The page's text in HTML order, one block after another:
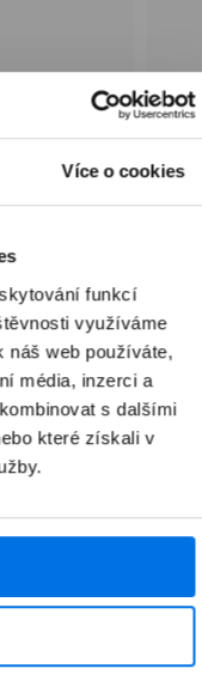
Více o cookies
funkcí
využíváme
náš web používáte,
média, inzerci a
s dalšími
které získali v